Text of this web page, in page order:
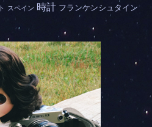
スペイン 時計 フランケンシュタイン